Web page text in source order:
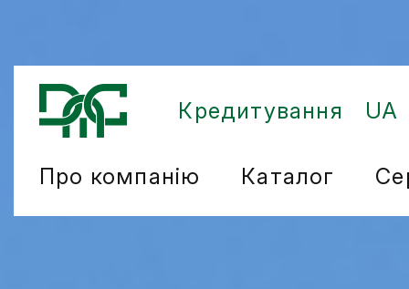
Про компанію Каталог
UA
Кредитування